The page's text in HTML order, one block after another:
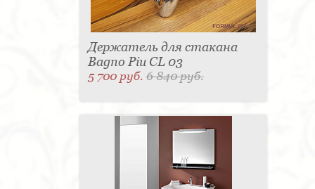
Держатель для стакана
Bagno Piu CL 03
5 700 руб.6 840 руб.